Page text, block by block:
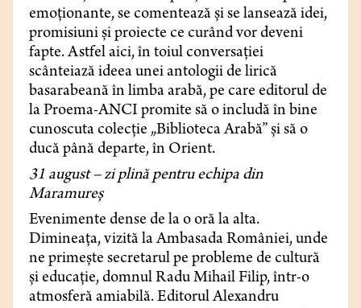
emoționante, se comentează și se lansează idei,
promisiuni și proiecte ce curând vor deveni
fapte. Astfel aici, în toiul conversației
scânteiază ideea unei antologii de lirică
basarabeană în limba arabă, pe care editorul de
la Proema-ANCI promite să o includă în bine
cunoscuta colecție „Biblioteca Arabă” și să o
ducă până departe, în Orient.
31 august – zi plină pentru echipa din
Maramureș
Evenimente dense de la o oră la alta.
Dimineața, vizită la Ambasada României, unde
ne primește secretarul pe probleme de cultură
și educație, domnul Radu Mihail Filip, într-o
atmosferă amiabilă. Editorul Alexandru